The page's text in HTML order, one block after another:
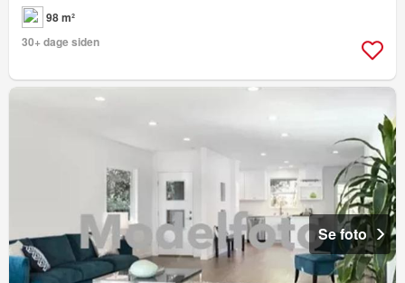
98 m²
30+ dage siden
Se foto